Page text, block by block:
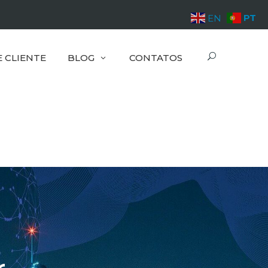
CLIENTE BLOG CONTATOS
EN PT